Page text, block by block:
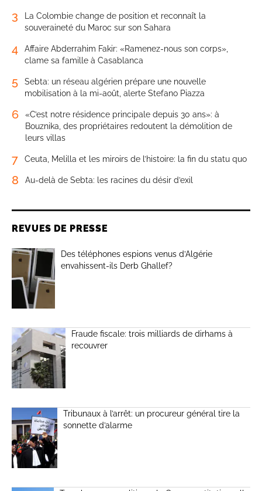
3
La Colombie change de position et reconnaît la
souveraineté du Maroc sur son Sahara
4
Affaire Abderrahim Fakir: «Ramenez-nous son corps»,
clame sa famille à Casablanca
5
Sebta: un réseau algérien prépare une nouvelle
mobilisation à la mi-août, alerte Stefano Piazza
6
«C’est notre résidence principale depuis 30 ans»: à
Bouznika, des propriétaires redoutent la démolition de
leurs villas
7 Ceuta, Melilla et les miroirs de l’histoire: la fin du statu quo
8 Au-delà de Sebta: les racines du désir d’exil
REVUES DE PRESSE
Des téléphones espions venus d’Algérie
envahissent-ils Derb Ghallef?
Fraude fiscale: trois milliards de dirhams à
recouvrer
Tribunaux à l’arrêt: un procureur général tire la
sonnette d’alarme